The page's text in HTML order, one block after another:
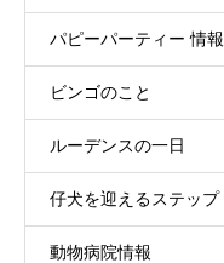
パピーパーティー 情報
ビンゴのこと
ルーデンスの一日
仔犬を迎えるステップ
動物病院情報